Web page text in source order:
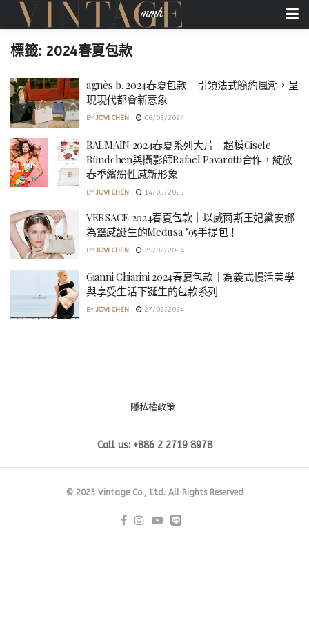
標籤: 2024春夏包款
agnès b. 2024春夏包款｜引領法式簡約風潮，呈
現現代都會新意象
BY JOVI CHEN 06/03/2024
BALMAIN 2024春夏系列大片｜超模Gisele
Bündchen與攝影師Rafael Pavarotti合作，綻放
春季繽紛性感新形象
BY JOVI CHEN 14/05/2025
VERSACE 2024春夏包款｜以威爾斯王妃黛安娜
為靈感誕生的Medusa ’95手提包！
BY JOVI CHEN 29/02/2024
Gianni Chiarini 2024春夏包款｜為義式慢活美學
與享受生活下誕生的包款系列
BY JOVI CHEN 27/02/2024
隱私權政策
Call us: +886 2 2719 8978
© 2025 Vintage Co., Ltd. All Rights Reserved